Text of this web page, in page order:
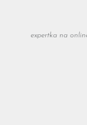
expertka na